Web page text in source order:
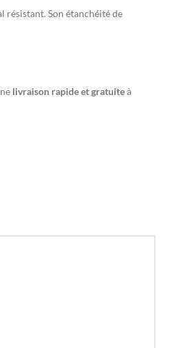
résistant. Son étanchéité de
livraison rapide et gratuiteà